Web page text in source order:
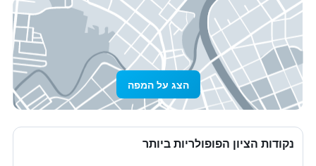
הצג על המפה
נקודות הציון הפופולריות ביותר